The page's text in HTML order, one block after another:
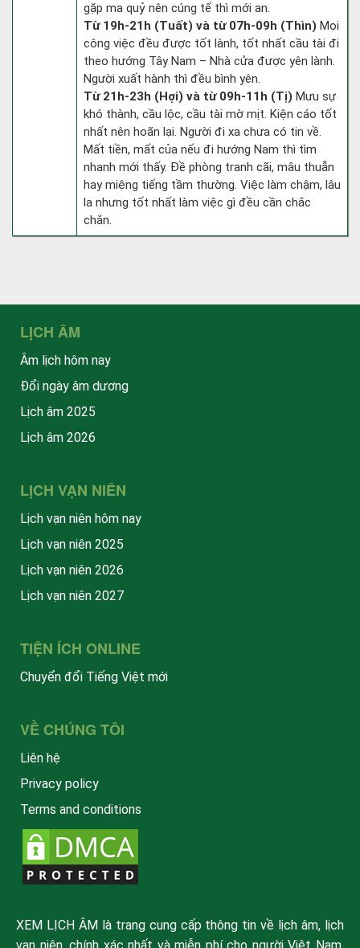
gặp ma quỷ nên cúng tế thì mới an.
Từ 19h-21h (Tuất) và từ 07h-09h (Thìn) Mọi
công việc đều được tốt lành, tốt nhất cầu tài đi
theo hướng Tây Nam – Nhà cửa được yên lành.
Người xuất hành thì đều bình yên.
Từ 21h-23h (Hợi) và từ 09h-11h (Tị) Mưu sự
khó thành, cầu lộc, cầu tài mờ mịt. Kiện cáo tốt
nhất nên hoãn lại. Người đi xa chưa có tin về.
Mất tiền, mất của nếu đi hướng Nam thì tìm
nhanh mới thấy. Đề phòng tranh cãi, mâu thuẫn
hay miệng tiếng tầm thường. Việc làm chậm, lâu
la nhưng tốt nhất làm việc gì đều cần chắc
chắn.
LỊCH ÂM
Âm lịch hôm nay
Đổi ngày âm dương
Lịch âm 2025
Lịch âm 2026
LỊCH VẠN NIÊN
Lịch vạn niên hôm nay
Lịch vạn niên 2025
Lịch vạn niên 2026
Lịch vạn niên 2027
TIỆN ÍCH ONLINE
Chuyển đổi Tiếng Việt mới
VỀ CHÚNG TÔI
Liên hệ
Privacy policy
Terms and conditions
XEM LỊCH ÂM là trang cung cấp thông tin về lịch âm, lịch